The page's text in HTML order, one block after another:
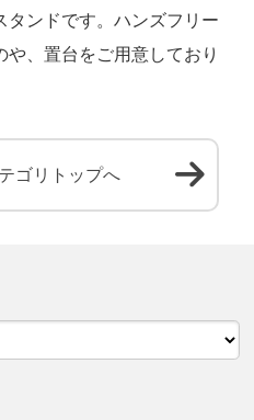
タンドです。ハンズフリー
、置台をご用意しており
ゴリトップへ